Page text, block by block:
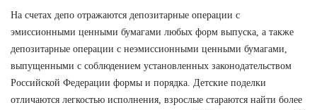
На счетах депо отражаются депозитарные операции с
эмиссионными ценными бумагами любых форм выпуска, а также
депозитарные операции с неэмиссионными ценными бумагами,
выпущенными с соблюдением установленных законодательством
Российской Федерации формы и порядка. Детские поделки
отличаются легкостью исполнения, взрослые стараются найти более